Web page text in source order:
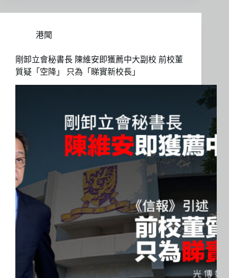
港聞
剛卸立會秘書長 陳維安即獲薦中大副校 前校董
質疑「空降」 只為「睇實新校長」